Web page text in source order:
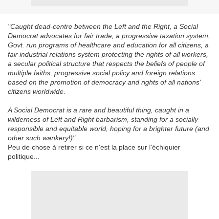
"Caught dead-centre between the Left and the Right, a Social
Democrat advocates for fair trade, a progressive taxation system,
Govt. run programs of healthcare and education for all citizens, a
fair industrial relations system protecting the rights of all workers,
a secular political structure that respects the beliefs of people of
multiple faiths, progressive social policy and foreign relations
based on the promotion of democracy and rights of all nations'
citizens worldwide.
A Social Democrat is a rare and beautiful thing, caught in a
wilderness of Left and Right barbarism, standing for a socially
responsible and equitable world, hoping for a brighter future (and
other such wankery!)"
Peu de chose à retirer si ce n'est la place sur l'échiquier
politique...